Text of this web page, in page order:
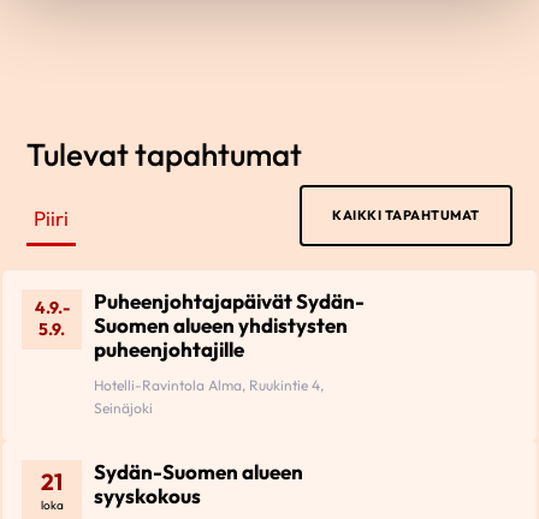
Tulevat tapahtumat
Piiri KAIKKI TAPAHTUMAT
4.9.-
5.9.
Puheenjohtajapäivät Sydän-
Suomen alueen yhdistysten
puheenjohtajille
Hotelli-Ravintola Alma, Ruukintie 4,
Seinäjoki
21
loka
Sydän-Suomen alueen
syyskokous